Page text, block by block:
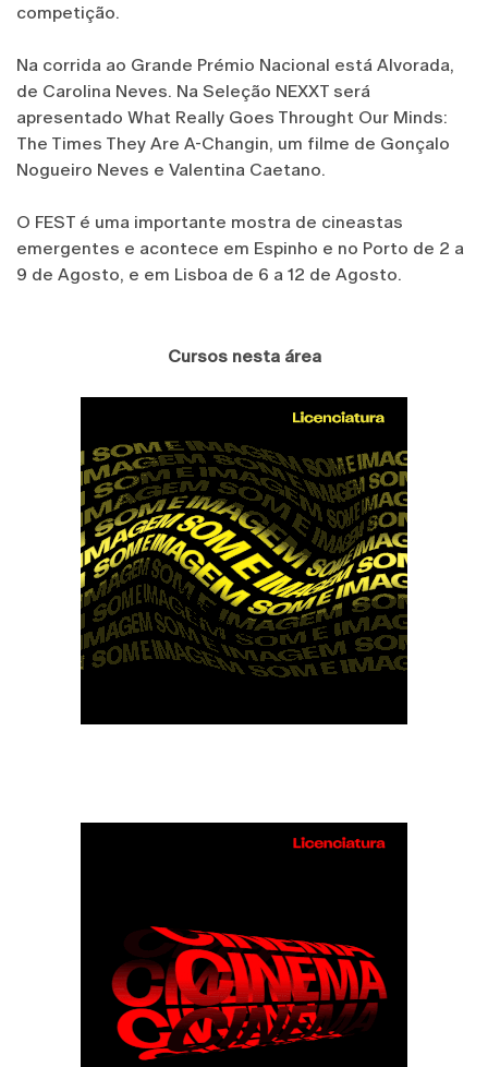
competição.
Na corrida ao Grande Prémio Nacional está Alvorada,
de Carolina Neves. Na Seleção NEXXT será
apresentado What Really Goes Throught Our Minds:
The Times They Are A-Changin, um filme de Gonçalo
Nogueiro Neves e Valentina Caetano.
O FEST é uma importante mostra de cineastas
emergentes e acontece em Espinho e no Porto de 2 a
9 de Agosto, e em Lisboa de 6 a 12 de Agosto.
Cursos nesta área